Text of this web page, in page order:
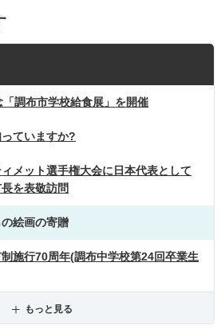
調布市学校給食展」を開催
ていますか?
メット選手権大会に日本代表として
を表敬訪問
絵画の寄贈
施行70周年(調布中学校第24回卒業生
もっと見る